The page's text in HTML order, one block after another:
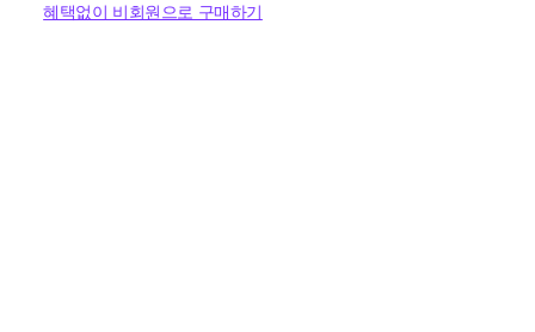
혜택없이 비회원으로 구매하기